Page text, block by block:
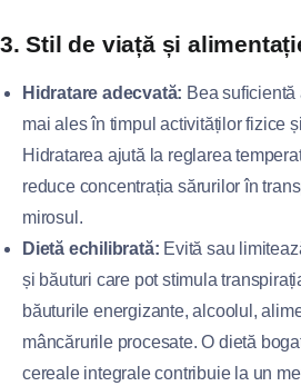
3. Stil de viață și
Hidratare adecvată: Bea
mai ales în timpul activităților fizice
Hidratarea ajută la reglarea
reduce concentrația sărurilor în
mirosul.
Dietă echilibrată: Evită sau
și băuturi care pot stimula
băuturile energizante, alcoolul,
mâncărurile procesate. O dietă
cereale integrale contribuie la un